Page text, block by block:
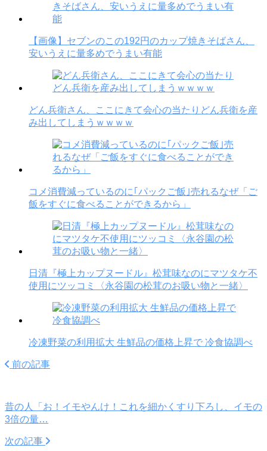
【画像】セブンのこの192円のカップ焼きそばさん、
安いうえに量多めでうまい有能
どん兵衛さん、ここにきて会心の当たりどん兵衛を産
み出してしまうｗｗｗｗ
コメ消費減っているのに｢パックご飯｣売れるなぜ「ご
飯をすぐに食べることができるから」
日清『極上カップヌードル』松茸味なのにマツタケ不
使用にツッコミ〈永谷園の松茸のお吸い物と一緒〉
冷凍野菜の利用拡大 生鮮品の価格上昇で 冷食協調べ
前の記事
昔の人「お！イモやんけ！これを細かくすり下ろし、イモの
3倍の量…
次の記事